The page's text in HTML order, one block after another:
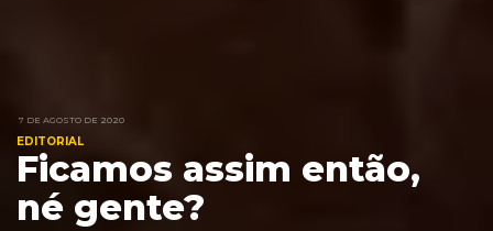
7 DE AGOSTO DE 2020
EDITORIAL
Ficamos assim então,
né gente?